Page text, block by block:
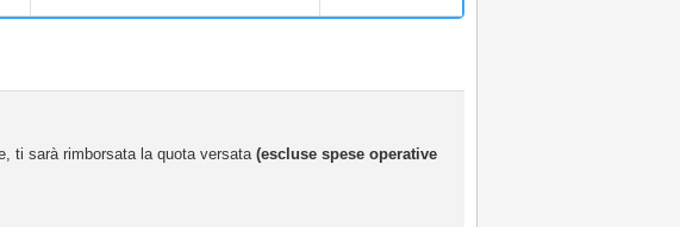
ti sarà rimborsata la quota versata (escluse spese operative